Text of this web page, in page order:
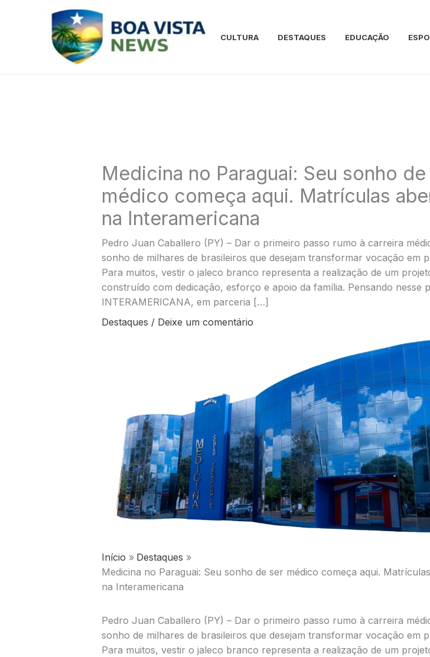
CULTURA DESTAQUES EDUCAÇÃO
Medicina no Paraguai: Seu sonho
médico começa aqui. Matrículas
na Interamericana
Pedro Juan Caballero (PY) – Dar o primeiro passo rumo à carreira
sonho de milhares de brasileiros que desejam transformar vocação em
Para muitos, vestir o jaleco branco representa a realização de um
construído com dedicação, esforço e apoio da família. Pensando nesse
INTERAMERICANA, em parceria […]
Destaques / Deixe um comentário
Início
Destaques
Medicina no Paraguai: Seu sonho de ser médico começa aqui.
na Interamericana
Pedro Juan Caballero (PY) – Dar o primeiro passo rumo à carreira
sonho de milhares de brasileiros que desejam transformar vocação em
Para muitos, vestir o jaleco branco representa a realização de um